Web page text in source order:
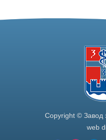
k
Copyright © Завод
web